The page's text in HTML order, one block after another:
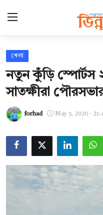
হোম
ছবি ঘর
যোগাযোগ
আন্তর্জাতিক
খেলা
নতুন কুঁড়ি স্পোর্টস
সাতক্ষীরা
forhad May 5, 2026 -